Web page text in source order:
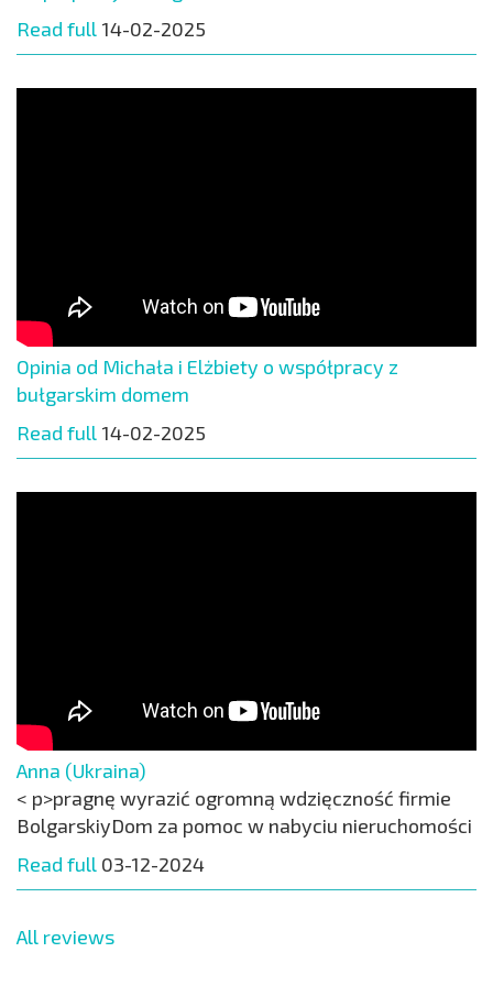
Read full 14-02-2025
Opinia od Michała i Elżbiety o współpracy z
bułgarskim domem
Read full 14-02-2025
Anna (Ukraina)
< p>pragnę wyrazić ogromną wdzięczność firmie
BolgarskiyDom za pomoc w nabyciu nieruchomości
Read full 03-12-2024
All reviews